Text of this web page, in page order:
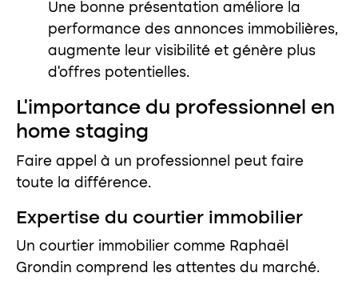
Une bonne présentation améliore la
performance des annonces immobilières,
augmente leur visibilité et génère plus
d’offres potentielles.
L’importance du professionnel en
home staging
Faire appel à un professionnel peut faire
toute la différence.
Expertise du courtier immobilier
Un courtier immobilier comme Raphaël
Grondin comprend les attentes du marché.